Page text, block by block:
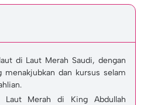
di Laut Merah Saudi, dengan
menakjubkan dan kursus selam
Merah di King Abdullah